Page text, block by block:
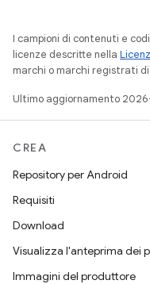
I campioni di contenuti e
licenze descritte nella
marchi o marchi registrati
Ultimo aggiornamento
CREA
Repository per Android
Requisiti
Download
Visualizza l'anteprima dei
Immagini del produttore